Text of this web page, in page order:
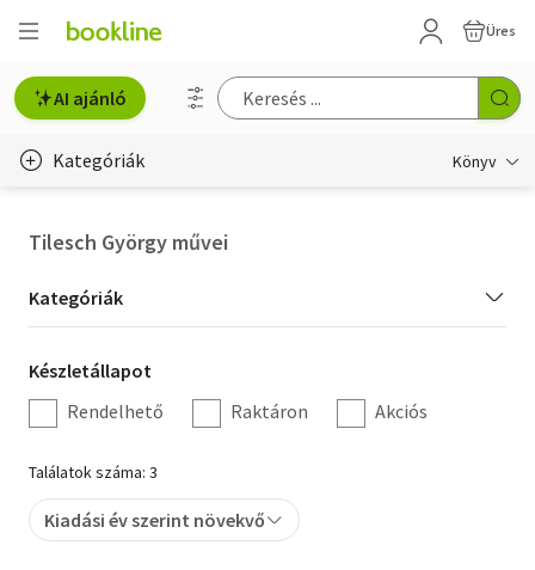
Üres
AI ajánló
Kategóriák Könyv
Hobbi, szabadidő
Irodalom
Művészet
Szakkönyv
Tilesch György művei
Kategória
szűrés
Kategóriák
Készletállapot
szűrés
Készletállapot
Rendelhető
Raktáron Akciós
Találatok száma: 3
Kiadási év szerint növekvő